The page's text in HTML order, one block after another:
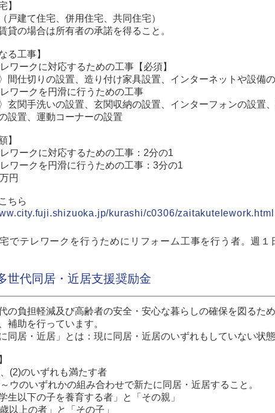
】
戸建て住宅、併用住宅、共同住宅）
貸の場合は所有者の承諾を得ること。
る工事】
ワークに対応するための工事【必須】
〉間仕切りの設置、造り付け家具設置、インターネットや設備
ワークを円滑に行うための工事
〉玄関手洗いの設置、玄関収納の設置、インターフォンの設
設置、運動コーナーの設置
】
ワークに対応するための工事：2分の1
ワークを円滑に行うための工事：3分の1
円
ちら
kurashi/c0306/zaitakutelework.html
でテレワークを行うためにリフォーム工事を行う者。週
世代同居・近居支援奨励金
の負担軽減及び高齢者の安全・安心な暮らしの確保を図るた
補助を行っています。
同居・近居」とは：現に同居・近居のいずれもしていない状
(2)のいずれも満たす者
ウのいずれかの組み合わせで新たに同居・近居すること。
生以下の子を養育する者」と「その親」
以上の者」と「その子」